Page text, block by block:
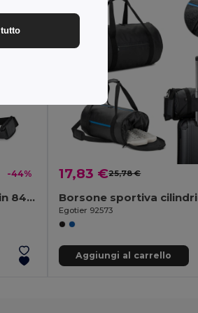
-44%
Borsa sportiva executive in 840D jaquard e 300D
17,83 €25,78 €
Egotier 92573
Aggiungi al carrello